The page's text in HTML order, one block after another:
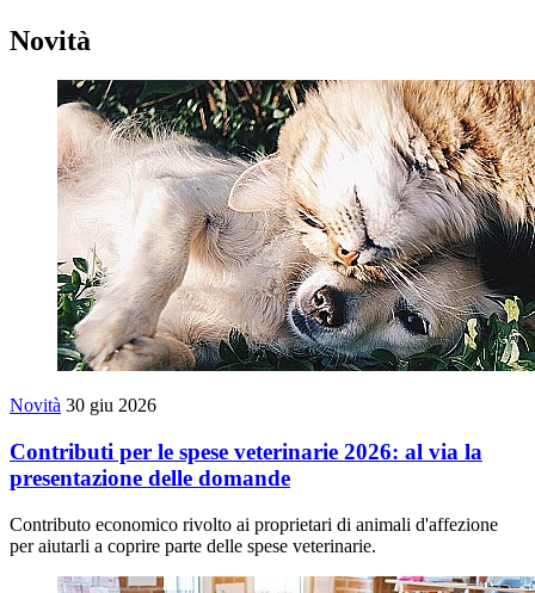
Novità
Novità 30 giu 2026
Contributi per le spese veterinarie 2026: al via la
presentazione delle domande
Contributo economico rivolto ai proprietari di animali d'affezione
per aiutarli a coprire parte delle spese veterinarie.